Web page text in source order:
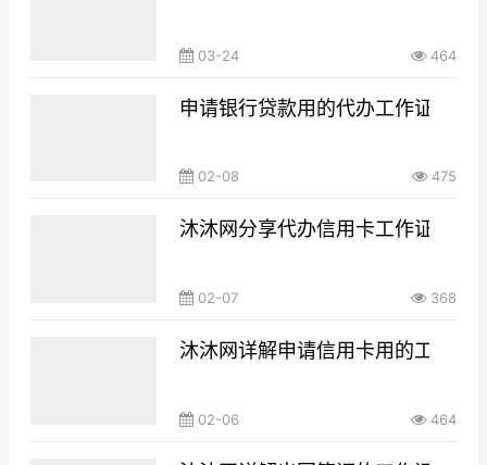
03-24 464
申请银行贷款用的代办工作证明怎
02-08 475
沐沐网分享代办信用卡工作证明有
02-07 368
沐沐网详解申请信用卡用的工作证
02-06 464